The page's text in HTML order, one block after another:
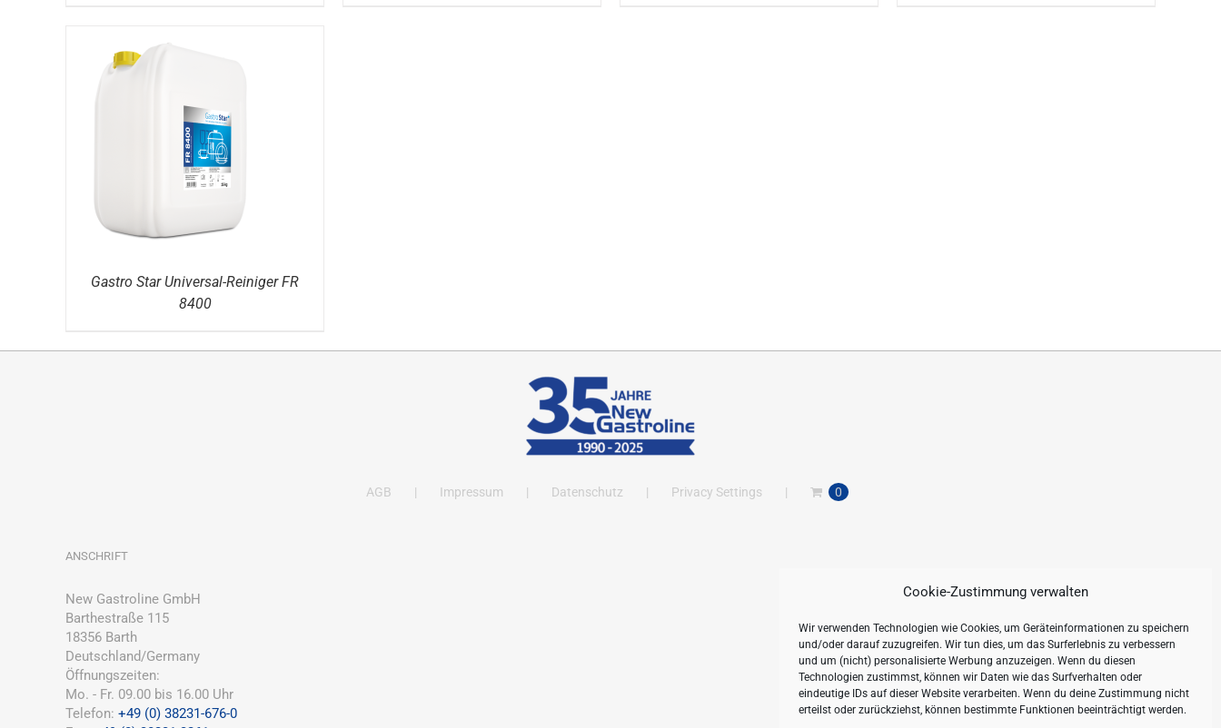
Cookie-Zustimmung verwalten
Wir verwenden Technologien wie Cookies, um Geräteinformationen zu speichern
und/oder darauf zuzugreifen. Wir tun dies, um das Surferlebnis zu verbessern
und um (nicht) personalisierte Werbung anzuzeigen. Wenn du diesen
Technologien zustimmst, können wir Daten wie das Surfverhalten oder
eindeutige IDs auf dieser Website verarbeiten. Wenn du deine Zustimmung nicht
erteilst oder zurückziehst, können bestimmte Funktionen beeinträchtigt werden.
DETAILS
Gastro Star Universal-Reiniger FR
8400
AGB Impressum Datenschutz Privacy Settings 0
ANSCHRIFT
New Gastroline GmbH
Barthestraße 115
18356 Barth
Deutschland/Germany
Öffnungszeiten:
Mo. - Fr. 09.00 bis 16.00 Uhr
Telefon: +49 (0) 38231-676-0